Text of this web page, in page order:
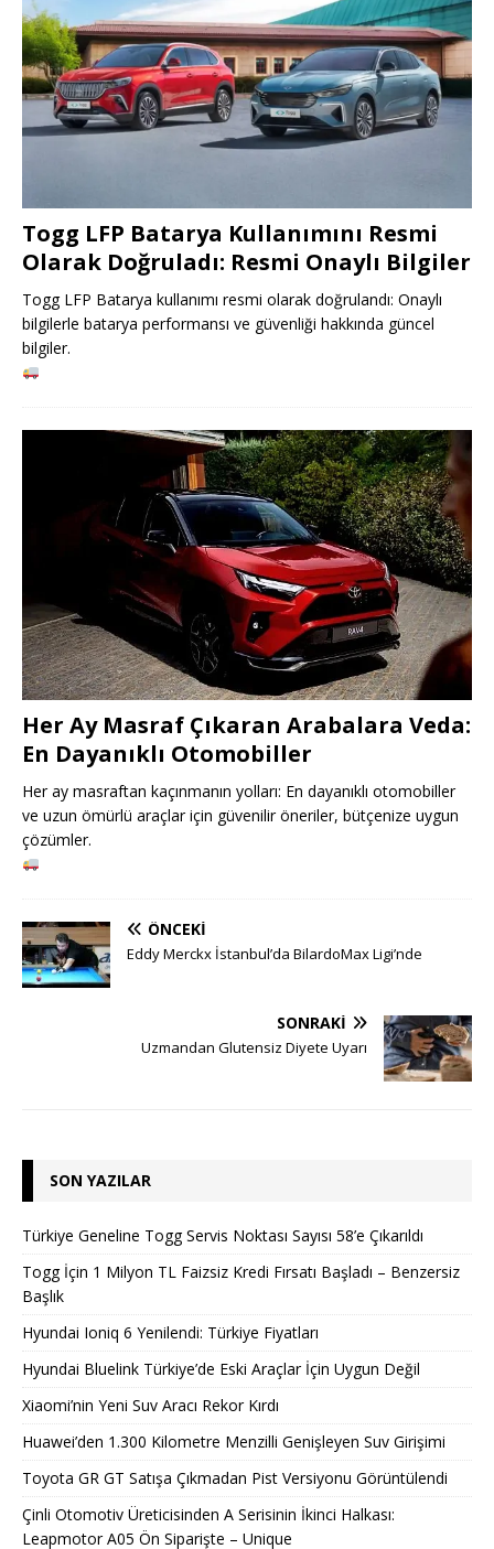
Togg LFP Batarya Kullanımını Resmi
Olarak Doğruladı: Resmi Onaylı Bilgiler
Togg LFP Batarya kullanımı resmi olarak doğrulandı: Onaylı
bilgilerle batarya performansı ve güvenliği hakkında güncel
bilgiler.
Her Ay Masraf Çıkaran Arabalara Veda:
En Dayanıklı Otomobiller
Her ay masraftan kaçınmanın yolları: En dayanıklı otomobiller
ve uzun ömürlü araçlar için güvenilir öneriler, bütçenize uygun
çözümler.
ÖNCEKI
Eddy Merckx İstanbul’da BilardoMax Ligi’nde
SONRAKI
Uzmandan Glutensiz Diyete Uyarı
SON YAZILAR
Türkiye Geneline Togg Servis Noktası Sayısı 58’e Çıkarıldı
Togg İçin 1 Milyon TL Faizsiz Kredi Fırsatı Başladı – Benzersiz
Başlık
Hyundai Ioniq 6 Yenilendi: Türkiye Fiyatları
Hyundai Bluelink Türkiye’de Eski Araçlar İçin Uygun Değil
Xiaomi’nin Yeni Suv Aracı Rekor Kırdı
Huawei’den 1.300 Kilometre Menzilli Genişleyen Suv Girişimi
Toyota GR GT Satışa Çıkmadan Pist Versiyonu Görüntülendi
Çinli Otomotiv Üreticisinden A Serisinin İkinci Halkası:
Leapmotor A05 Ön Siparişte – Unique